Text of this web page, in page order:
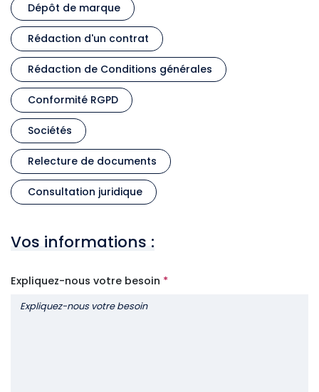
Dépôt de marque
Rédaction d'un contrat
Rédaction de Conditions générales
Conformité RGPD
Sociétés
Relecture de documents
Consultation juridique
Vos informations :
Expliquez-nous votre besoin